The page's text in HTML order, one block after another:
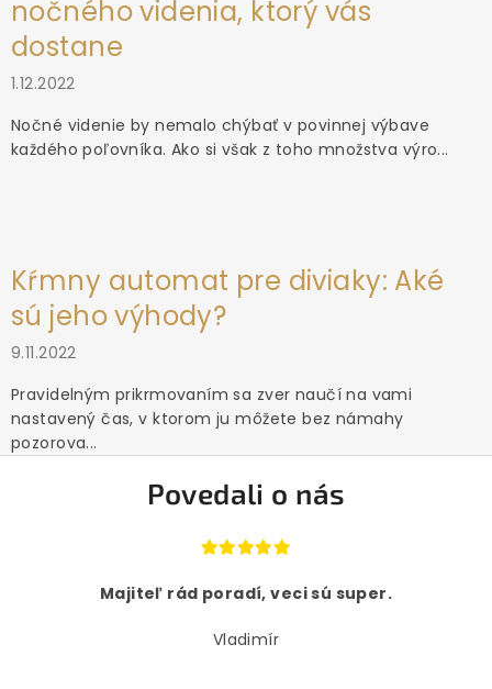
nočného videnia, ktorý vás
dostane
1.12.2022
Nočné videnie by nemalo chýbať v povinnej výbave
každého poľovníka. Ako si však z toho množstva výro...
Kŕmny automat pre diviaky: Aké
sú jeho výhody?
9.11.2022
Pravidelným prikrmovaním sa zver naučí na vami
nastavený čas, v ktorom ju môžete bez námahy
pozorova...
Povedali o nás
Majiteľ rád poradí, veci sú super.
Vladimír